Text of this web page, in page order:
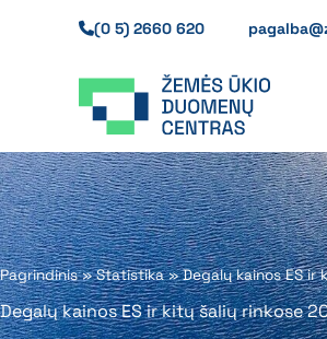
(0 5) 2660 620
Pagrindinis»Statistika»Degalų kainos ES ir
Degalų kainos ES ir kitų šalių rinkose